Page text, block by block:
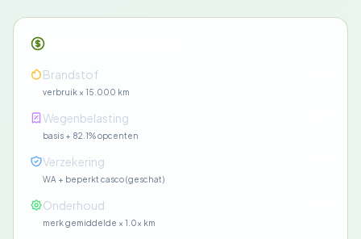
Brandstof
verbruik × 15.000 km
Wegenbelasting
basis + 82.1% opcenten
Verzekering
WA + beperkt casco (geschat)
Onderhoud
merk gemiddelde × 1.0× km